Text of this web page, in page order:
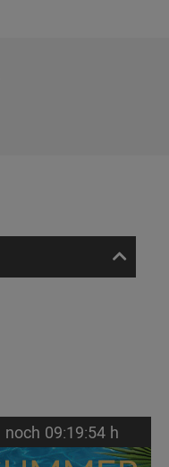
noch 09:19:54 h